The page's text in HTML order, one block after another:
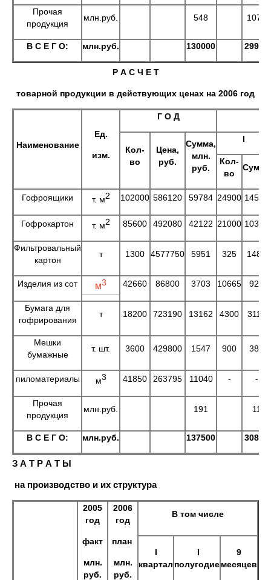
Прочая
продукция
млн.руб. 548 1071
В С Е Г О: млн.руб. 130000 29995
Р А С Ч Е Т
товарной продукции в действующих ценах на 2006 год
Наименование
Ед.
изм.
Г О Д
Кол-
во
Цена,
руб.
Сумма,
млн.
руб.
I
Кол-
во
Сумма
Гофроящики т. м2 102000 586120 59784 24900 14594
Гофрокартон т. м2 85600 492080 42122 21000 10334
Фильтровальный
картон
т 1300 4577750 5951 325 1488
Изделия из сот м3 42660 86800 3703 10665 926
Бумага для
гофрирования
т 18200 723190 13162 4300 3110
Мешки
бумажные
т. шт. 3600 429800 1547 900 387
пиломатериалы м3 41850 263795 11040 - -
Прочая
продукция
млн.руб. 191 11
В С Е Г О: млн.руб. 137500 30850
З А Т Р А Т Ы
на производство и их структура
2005
год
факт
млн.
руб.
2006
год
план
млн.
руб.
В том числе
I
квартал
I
полугодие
9
месяцев